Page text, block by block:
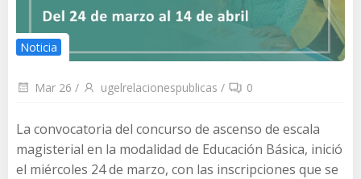
Noticia
Mar 26 / ugelrelacionespublicas / 0
La convocatoria del concurso de ascenso de escala
magisterial en la modalidad de Educación Básica, inició
el miércoles 24 de marzo, con las inscripciones que se